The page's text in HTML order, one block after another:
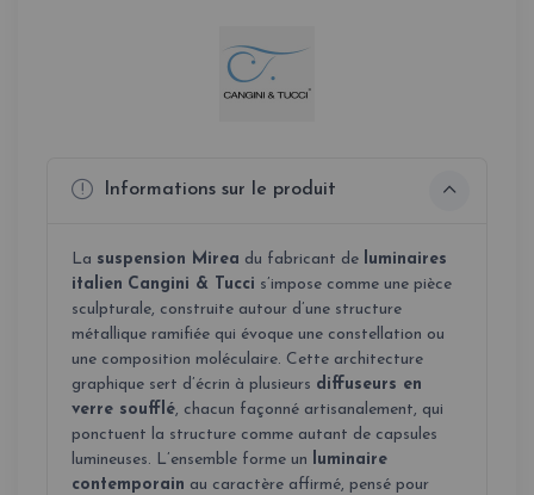
Informations sur le produit
La suspension Mirea du fabricant de luminaires
italien Cangini & Tucci s’impose comme une pièce
sculpturale, construite autour d’une structure
métallique ramifiée qui évoque une constellation ou
une composition moléculaire. Cette architecture
graphique sert d’écrin à plusieurs diffuseurs en
verre soufflé, chacun façonné artisanalement, qui
ponctuent la structure comme autant de capsules
lumineuses. L’ensemble forme un
luminaire
contemporain au caractère affirmé, pensé pour